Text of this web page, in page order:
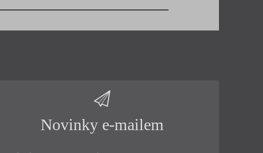
Novinky e-mailem